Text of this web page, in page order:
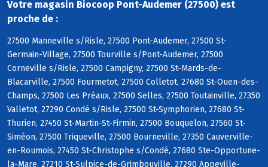
Votre magasin Biocoop Pont-Audemer (27500) est
proche de :
27500 Manneville s/Risle, 27500 Pont-Audemer, 27500 St-
Germain-Village, 27500 Tourville s/Pont-Audemer, 27500
Corneville s/Risle, 27500 Campigny, 27500 St-Mards-de-
Blacarville, 27500 Fourmetot, 27500 Colletot, 27680 St-Ouen-des-
Champs, 27500 Les Préaux, 27500 Selles, 27500 Toutainville, 27350
Valletot, 27290 Condé s/Risle, 27500 St-Symphorien, 27680 St-
Thurien, 27450 St-Martin-St-Firmin, 27500 Bouquelon, 27560 St-
Siméon, 27500 Triqueville, 27500 Bourneville, 27350 Cauverville-
en-Roumois, 27450 St-Christophe s/Condé, 27680 Ste-Opportune-
la-Mare, 27210 St-Sulpice-de-Grimbouville, 27290 Appeville-